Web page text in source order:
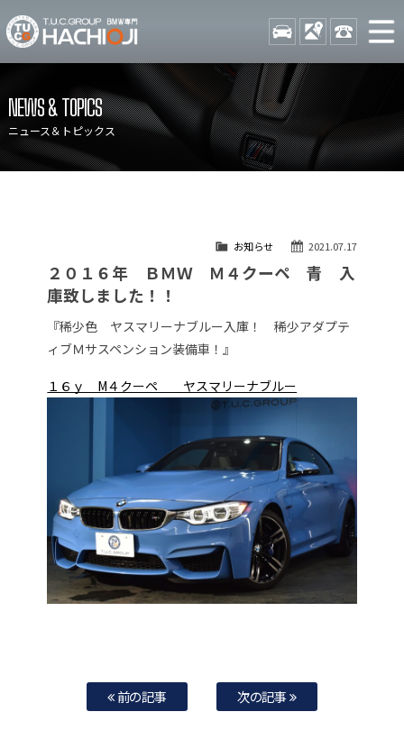
TUCグループ BMW専門 八
STOCK ACCESS 042-
在庫リスト
目玉車両一覧
店舗紹介
保証＆サービス
アクセスマップ
自動車保険
TUCとは？
納車blog
スタッフblog
会社概要
NEWS & TOPICS
ニュース＆トピックス
2021.07.17
お知らせ
２０１６年 ＢＭＷ Ｍ４クーペ 青 入
庫致しました！！
『稀少色 ヤスマリーナブルー入庫！ 稀少アダプテ
ィブＭサスペンション装備車！』
１６ｙ M４クーペ ヤスマリーナブルー
前の記事 次の記事